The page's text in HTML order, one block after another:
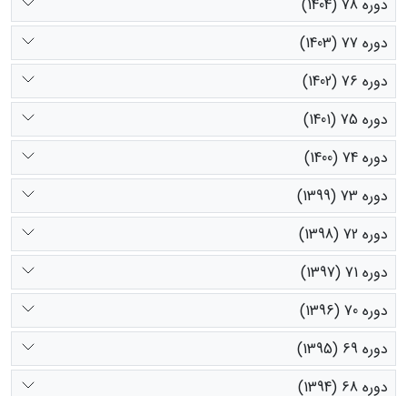
دوره 78 (1404)
دوره 77 (1403)
دوره 76 (1402)
دوره 75 (1401)
دوره 74 (1400)
دوره 73 (1399)
دوره 72 (1398)
دوره 71 (1397)
دوره 70 (1396)
دوره 69 (1395)
دوره 68 (1394)